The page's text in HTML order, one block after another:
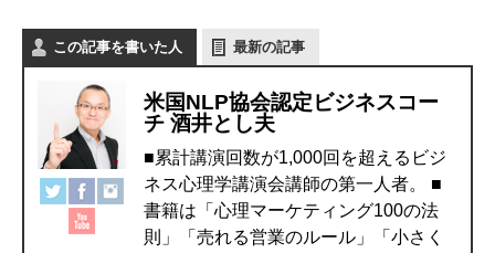
この記事を書いた人 最新の記事
米国NLP協会認定ビジネスコー
チ 酒井とし夫
■累計講演回数が1,000回を超えるビジ
ネス心理学講演会講師の第一人者。 ■
書籍は「心理マーケティング100の法
則」「売れる営業のルール」「小さく